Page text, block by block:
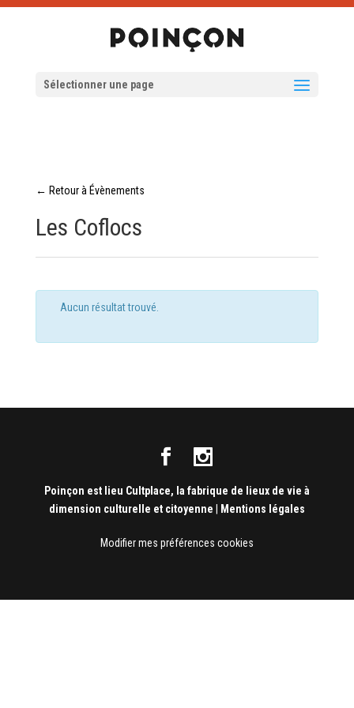
Sélectionner une page
← Retour à Évènements
Les Coflocs
Aucun résultat trouvé.
Poinçon est lieu Cultplace, la fabrique de lieux de vie à
dimension culturelle et citoyenne
Mentions légales
Modifier mes préférences cookies